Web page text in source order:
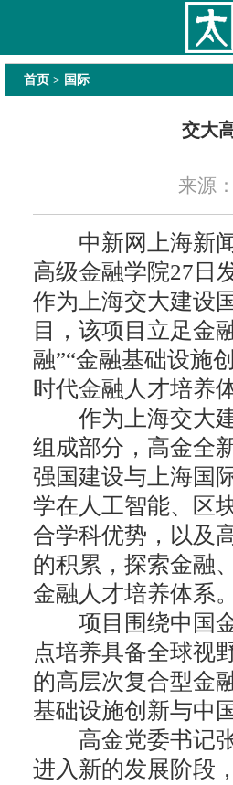
国内 国际
首页 > 国际
交大
来源：
中新网上海新闻
高级金融学院27日
作为上海交大建设
目，该项目立足金
融”“金融基础设施
时代金融人才培养
作为上海交大建
组成部分，高金全
强国建设与上海国
学在人工智能、区
合学科优势，以及
的积累，探索金融
金融人才培养体系。
项目围绕中国金
点培养具备全球视
的高层次复合型金
基础设施创新与中
高金党委书记张
进入新的发展阶段